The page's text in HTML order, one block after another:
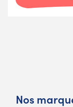
Nos